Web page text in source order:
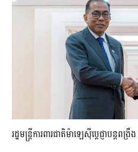
រដ្ឋមន្ត្រីការពារជាតិម៉ាឡេស៊ីប្ដេជ្ញាបន្តព